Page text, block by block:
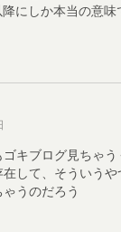
にしか本当の意
ゴキブログ見ちゃ
して、そういう
うのだろう